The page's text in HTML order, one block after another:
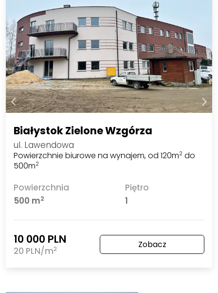
Białystok Zielone Wzgórza
ul. Lawendowa
Powierzchnie biurowe na wynajem, od 120m2 do
500m2
Powierzchnia
500 m2
Piętro
1
10 000 PLN
20 PLN/m2 Zobacz